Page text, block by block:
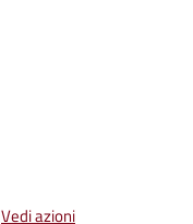
Vedi azioni